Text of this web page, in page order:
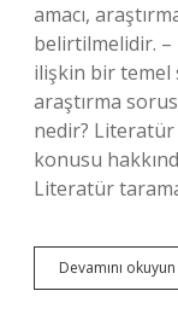
amacı,
belirtilmelidir. –
ilişkin bir temel
araştırma
nedir? Literatür
konusu
Literatür
Devamını okuyun